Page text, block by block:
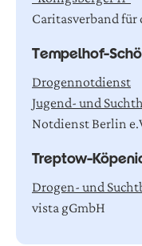
Caritasverband für
Tempelhof-Schö
Drogennotdienst
Jugend- und
Notdienst Berlin
Treptow-Köpeni
Drogen- und
vista gGmbH